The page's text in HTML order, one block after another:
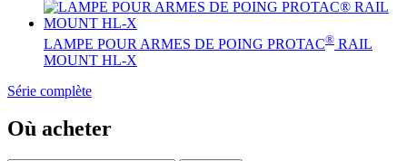
LAMPE POUR ARMES DE POING PROTAC® RAIL
MOUNT HL-X
Série complète
Où acheter